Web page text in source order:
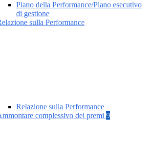
Piano della Performance/Piano esecutivo
di gestione
sulla Performance
Relazione sulla Performance
complessivo dei premi 9